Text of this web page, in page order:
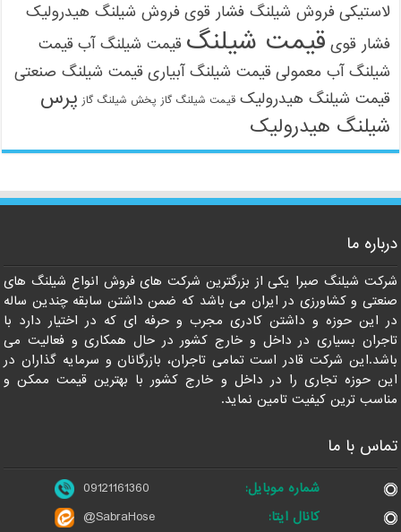
لاستیکی فروش شیلنگ فشار قوی فروش شیلنگ هیدرولیک
فشار قوی قیمت شیلنگ قیمت شیلنگ آب قیمت
شیلنگ آب معمولی قیمت شیلنگ آبیاری قیمت شیلنگ صنعتی
قیمت شیلنگ هیدرولیک قیمت شیلنگ گاز پخش شیلنگ گاز پرس
شیلنگ هیدرولیک
درباره ما
شرکت شیلنگ صبرا یکی از بزرگترین شرکت های فروش انواع شیلنگ های
صنعتی و کشاورزی در ایران می باشد که ضمن داشتن سابقه چندین ساله
در این حوزه و داشتن کادری مجرب و حرفه ای که در اختیار دارد با
تاجران بسیاری در داخل و خارج کشور در حال همکاری و فعالیت می
باشد.این شرکت قادر است تمامی تاجران، بازرگانان و سرمایه گذاران در
این حوزه تجاری را در داخل و خارج کشور با بهترین قیمت ممکن و
مناسب ترین کیفیت تامین نماید.
تماس با ما
شماره موبایل:
09121161360
کانال ایتا:
@SabraHose